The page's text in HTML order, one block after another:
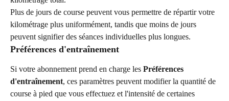
Plus de jours de course peuvent vous permettre de répartir votre
kilométrage plus uniformément, tandis que moins de jours
peuvent signifier des séances individuelles plus longues.
Préférences d'entraînement
Si votre abonnement prend en charge les Préférences
d'entraînement, ces paramètres peuvent modifier la quantité de
course à pied que vous effectuez et l'intensité de certaines